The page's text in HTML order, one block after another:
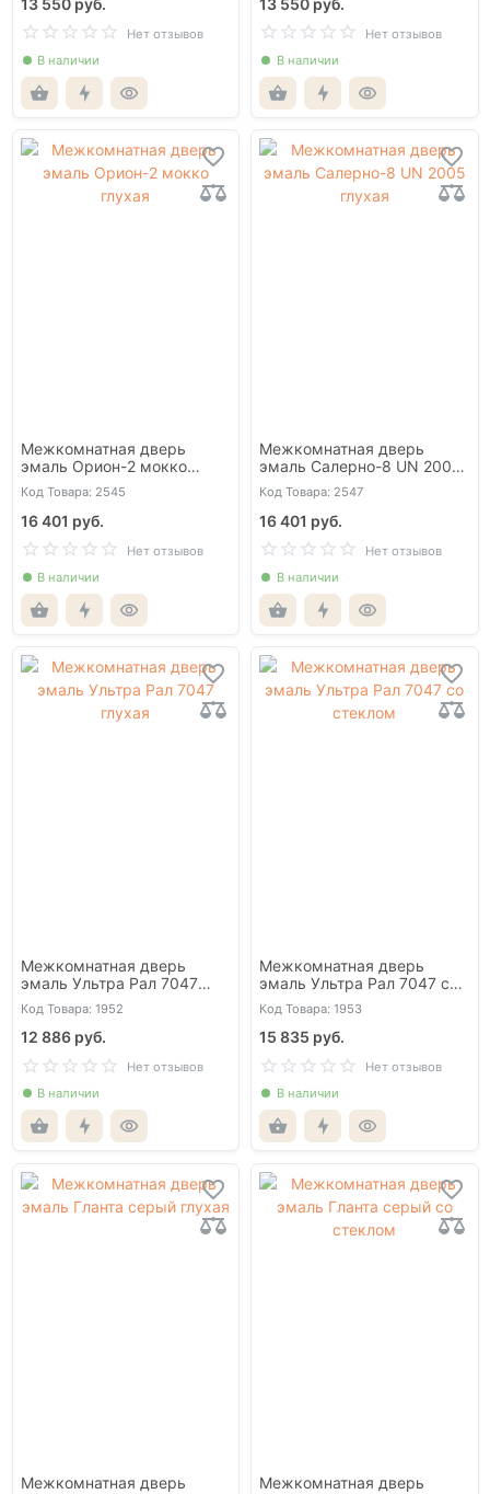
Нет отзывов
В наличии
Нет отзывов
В наличии
Межкомнатная дверь
эмаль Орион-2 мокко
глухая
Код Товара: 2545
16 401 руб.
Нет отзывов
В наличии
Межкомнатная дверь
эмаль Салерно-8 UN 2005
глухая
Код Товара: 2547
16 401 руб.
Нет отзывов
В наличии
Межкомнатная дверь
эмаль Ультра Рал 7047
глухая
Код Товара: 1952
12 886 руб.
Нет отзывов
В наличии
Межкомнатная дверь
эмаль Ультра Рал 7047 со
стеклом
Код Товара: 1953
15 835 руб.
Нет отзывов
В наличии
Межкомнатная дверь
Межкомнатная дверь